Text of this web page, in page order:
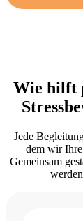
Wie hilft
Jede
dem wir
Gemeinsam